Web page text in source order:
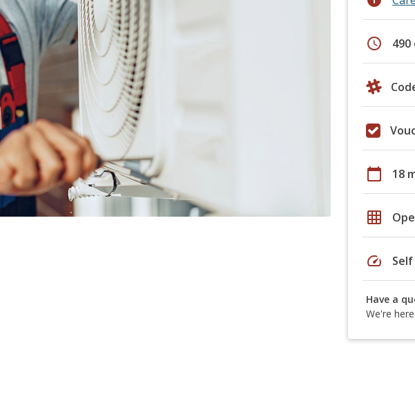
schedule
calendar_today 18
grid_on
speed
Have a
We're